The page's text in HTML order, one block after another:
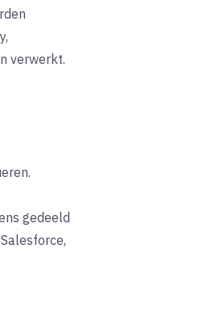
verwerkt.
gedeeld